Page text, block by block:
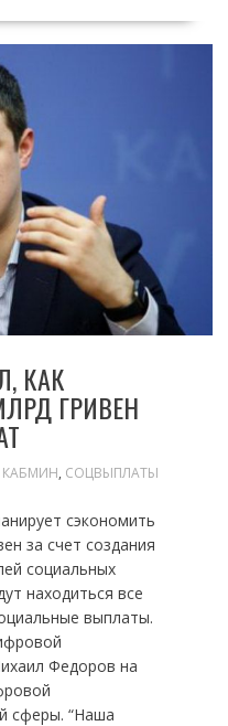
КАК
ГРИВЕН
КАБМИН, СОЦВЫПЛАТЫ
сэкономить
за счет создания
социальных
находиться все
выплаты.
Федоров на
сферы. “Наша